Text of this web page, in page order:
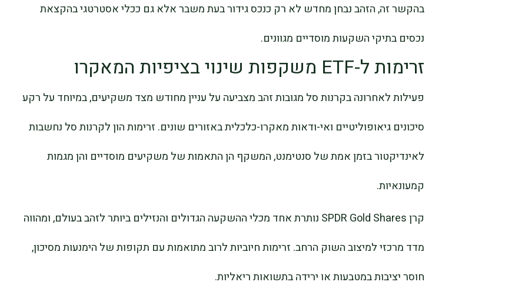
בהקשר זה, הזהב נבחן מחדש לא רק כנכס גידור בעת משבר אלא גם ככלי אסטרטגי בהקצאת
נכסים בתיקי השקעות מוסדיים מגוונים.
זרימות ל-ETF משקפות שינוי בציפיות המאקרו
פעילות לאחרונה בקרנות סל מגובות זהב מצביעה על עניין מחודש מצד משקיעים, במיוחד על רקע
סיכונים גיאופוליטיים ואי-ודאות מאקרו-כלכלית באזורים שונים. זרימות הון לקרנות סל נחשבות
לאינדיקטור בזמן אמת של סנטימנט, המשקף הן התאמות של משקיעים מוסדיים והן מגמות
קמעונאיות.
קרן SPDR Gold Shares נותרת אחד מכלי ההשקעה הגדולים והנזילים ביותר לזהב בעולם, ומהווה
מדד מרכזי למיצוב השוק הרחב. זרימות חיוביות לרוב מתואמות עם תקופות של הימנעות מסיכון,
חוסר יציבות במטבעות או ירידה בתשואות ריאליות.